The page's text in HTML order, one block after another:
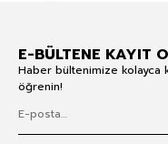
E-BÜLTENE KAYIT
Haber bültenimize kolayca
öğrenin!